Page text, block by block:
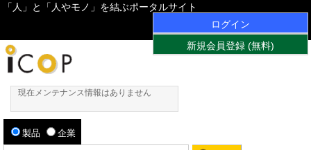
「人」と「人やモノ」を結ぶポータルサイト
ログイン
新規会員登録 (無料)
現在メンテナンス情報はありません
製品 企業